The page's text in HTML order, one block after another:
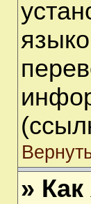
»